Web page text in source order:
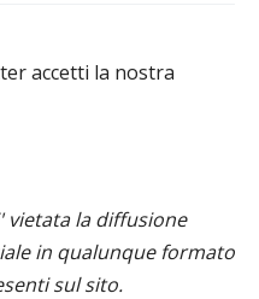
accetti la nostra
vietata la diffusione
in qualunque formato
sul sito.